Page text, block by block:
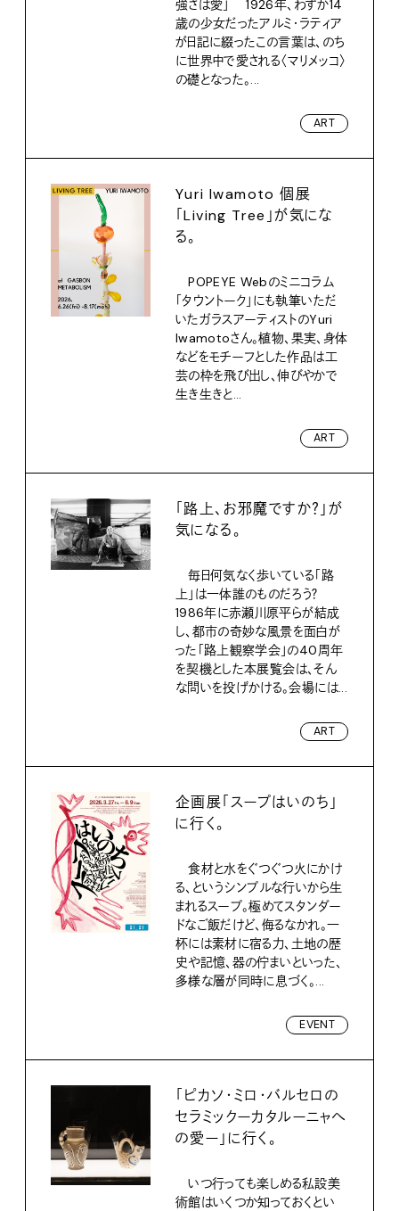
強さは愛」 1926年、わずか14
歳の少女だったアルミ・ラティア
が日記に綴ったこの言葉は、のち
に世界中で愛される〈マリメッコ〉
の礎となった。...
ART
Yuri Iwamoto 個展
「Living Tree」が気にな
る。
POPEYE Webのミニコラム
「タウントーク」にも執筆いただ
いたガラスアーティストのYuri
Iwamotoさん。植物、果実、身体
などをモチーフとした作品は工
芸の枠を飛び出し、伸びやかで
生き生きと...
ART
「路上、お邪魔ですか？」が
気になる。
毎日何気なく歩いている「路
上」は一体誰のものだろう？
1986年に赤瀬川原平らが結成
し、都市の奇妙な風景を面白が
った「路上観察学会」の40周年
を契機とした本展覧会は、そん
な問いを投げかける。会場には...
ART
企画展「スープはいのち」
に行く。
食材と水をぐつぐつ火にかけ
る、というシンプルな行いから生
まれるスープ。極めてスタンダー
ドなご飯だけど、侮るなかれ。一
杯には素材に宿る力、土地の歴
史や記憶、器の佇まいといった、
多様な層が同時に息づく。...
EVENT
「ピカソ・ミロ・バルセロの
セラミックーカタルーニャへ
の愛ー」に行く。
いつ行っても楽しめる私設美
術館はいくつか知っておくとい